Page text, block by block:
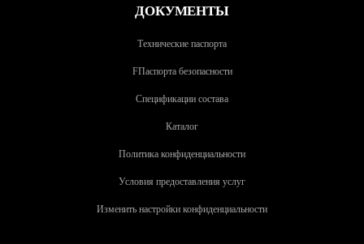
ДОКУМЕНТЫ
Технические паспорта
FПаспорта безопасности
Спецификации состава
Каталог
Политика конфиденциальности
Условия предоставления услуг
Изменить настройки конфиденциальности